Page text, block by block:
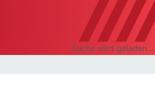
Suche wird geladen...